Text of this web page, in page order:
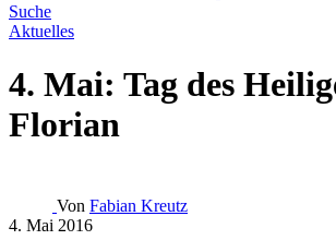
Suche
Aktuelles
4. Mai: Tag des
Florian
Von Fabian Kreutz
4. Mai 2016